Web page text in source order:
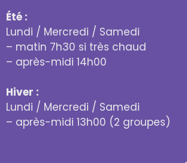
Été :
Lundi / Mercredi / Samedi
– matin 7h30 si très chaud
– après-midi 14h00
Hiver :
Lundi / Mercredi / Samedi
– après-midi 13h00 (2 groupes)